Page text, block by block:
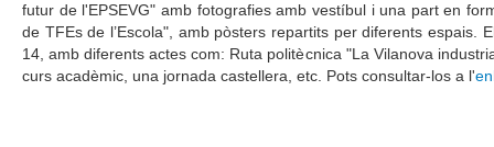
futur de l'EPSEVG" amb fotografies amb vestíbul i una part en
de TFEs de l’Escola", amb pòsters repartits per diferents espais.
14, amb diferents actes com: Ruta politècnica "La Vilanova
curs acadèmic, una jornada castellera, etc. Pots consultar-los a l'